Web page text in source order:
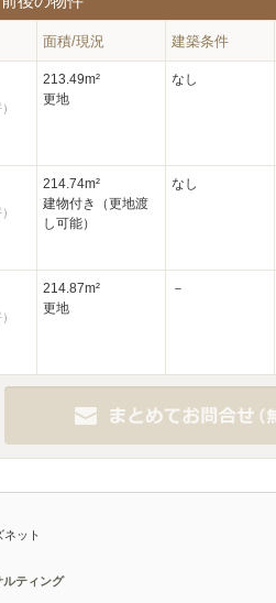
面積/現況 建築条件
213.49m²
更地
なし
214.74m²
建物付き（更地渡
し可能）
なし
214.87m²
更地
－
ネット
ルティング